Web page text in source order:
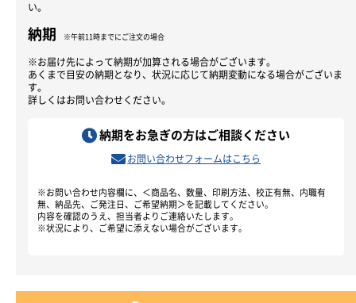
い。
納期 ※午前11時までにご注文の場合
※お届け先によって納期が加算される場合がございます。
あくまで目安の納期となり、状況に応じて納期変動になる場合がございま
す。
詳しくはお問い合わせください。
納期をお急ぎの方はご相談ください
お問い合わせフォームはこちら
※お問い合わせ内容欄に、＜商品名、数量、印刷方法、校正有無、内職有
無、納品先、ご発注日、ご希望納期＞を記載してください。
内容を確認のうえ、担当者よりご連絡いたします。
※状況により、ご希望に添えない場合がございます。